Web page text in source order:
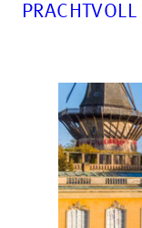
PRACHTVOLL